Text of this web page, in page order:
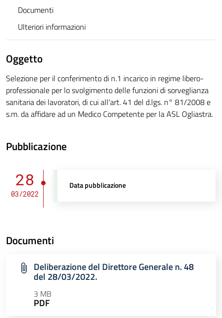
Documenti
Ulteriori informazioni
Oggetto
Selezione per il conferimento di n.1 incarico in regime libero-
professionale per lo svolgimento delle funzioni di sorveglianza
sanitaria dei lavoratori, di cui all'art. 41 del d.lgs. n° 81/2008 e
s.m. da affidare ad un Medico Competente per la ASL Ogliastra.
Pubblicazione
28
03/2022
Data pubblicazione
Documenti
Deliberazione del Direttore Generale n. 48
del 28/03/2022.
3 MB
PDF